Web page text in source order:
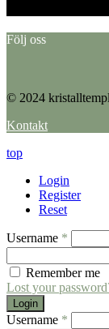
Följ oss
© 2024
Kontakt
top
Login
Register
Reset
Username *
Remember me
Lost your
Login
Username *